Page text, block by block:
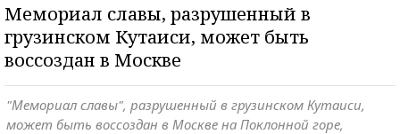
Мемориал славы, разрушенный в
грузинском Кутаиси, может быть
воссоздан в Москве
"Мемориал славы", разрушенный в грузинском Кутаиси,
может быть воссоздан в Москве на Поклонной горе,